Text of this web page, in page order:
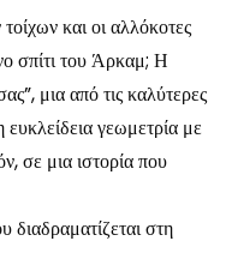
και οι αλλόκοτες
σπίτι του Άρκαμ; Η
μια από τις καλύτερες
γεωμετρία με
σε μια ιστορία που
στη